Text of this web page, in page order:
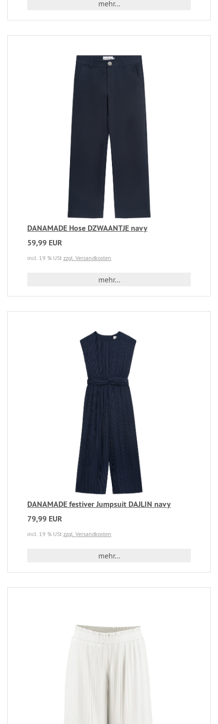
mehr...
DANAMADE Hose DZWAANTJE navy
59,99 EUR
incl. 19 % USt zzgl. Versandkosten
mehr...
DANAMADE festiver Jumpsuit DAJLIN navy
79,99 EUR
incl. 19 % USt zzgl. Versandkosten
mehr...